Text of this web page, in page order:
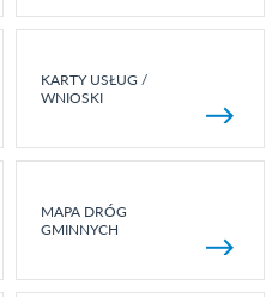
KARTY USŁUG /
WNIOSKI
MAPA DRÓG
GMINNYCH